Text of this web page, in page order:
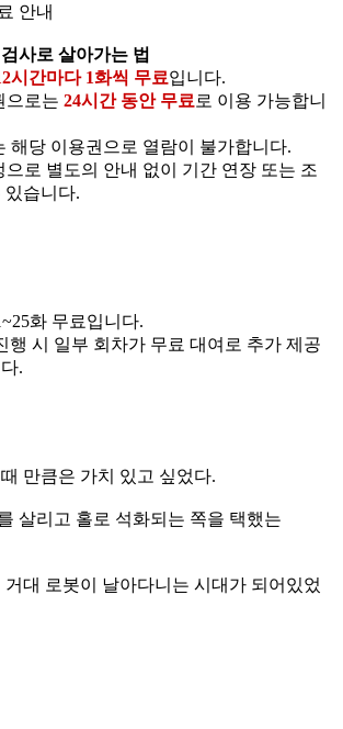
안내
사로 살아가는 법
시간마다 1화씩 무료입니다.
으로는 24시간 동안 무료 로 이용 가능합니
해당 이용권으로 열람이 불가합니다.
으로 별도의 안내 없이 기간 연장 또는 조
있습니다.
화 무료입니다.
행 시 일부 회차가 무료 대여로 추가 제공
.
만큼은 가치 있고 싶었다.
살리고 홀로 석화되는 쪽을 택했는
거대 로봇이 날아다니는 시대가 되어있었